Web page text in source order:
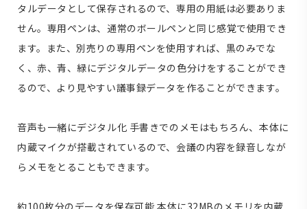
タルデータとして保存されるので、専用の用紙は必要ありま
せん。専用ペンは、通常のボールペンと同じ感覚で使用でき
ます。また、別売りの専用ペンを使用すれば、黒のみでな
く、赤、青、緑にデジタルデータの色分けをすることができ
るので、より見やすい議事録データを作ることができます。
音声も一緒にデジタル化 手書きでのメモはもちろん、本体に
内蔵マイクが搭載されているので、会議の内容を録音しなが
らメモをとることもできます。
約100枚分のデータを保存可能 本体に32MBのメモリを内蔵